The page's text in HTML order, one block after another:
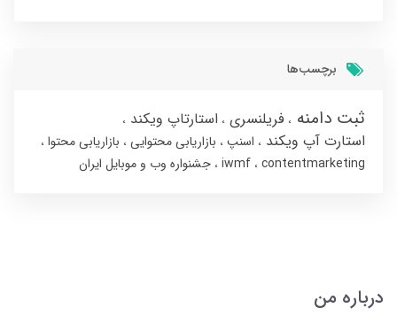
برچسب‌ها
ثبت دامنه فریلنسری استارتاپ ویکند
استارت آپ ویکند
اسنپ بازاریابی محتوایی بازاریابی محتوا
contentmarketing
iwmf جشنواره وب و موبایل ایران
درباره من